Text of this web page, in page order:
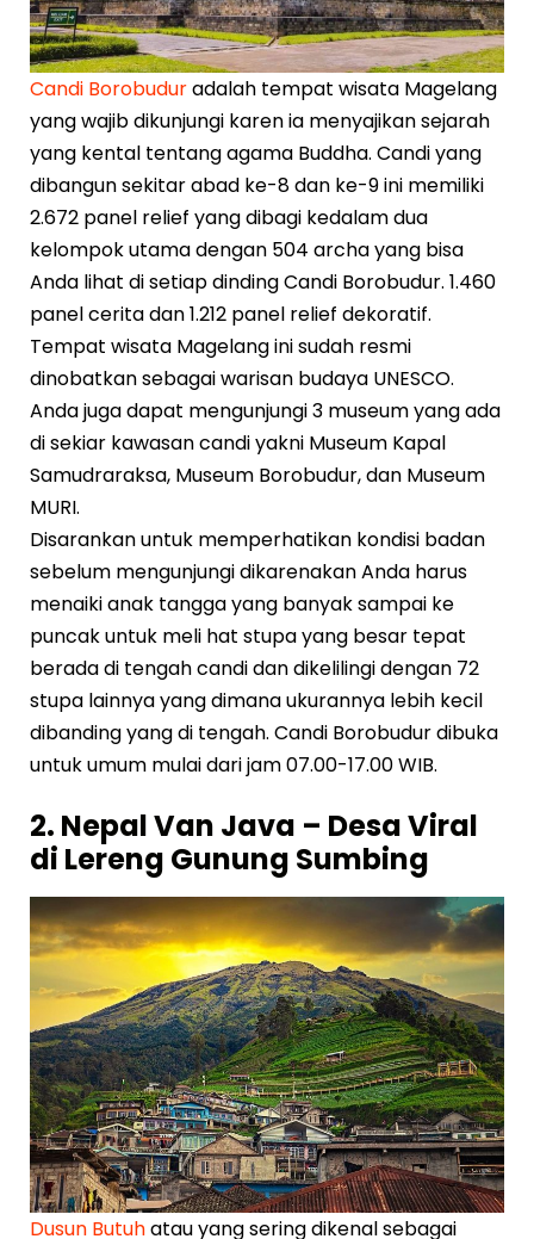
Candi Borobuduradalah tempat wisata Magelang
yang wajib dikunjungi karen ia menyajikan sejarah
yang kental tentang agama Buddha. Candi yang
dibangun sekitar abad ke-8 dan ke-9 ini memiliki
2.672 panel relief yang dibagi kedalam dua
kelompok utama dengan 504 archa yang bisa
Anda lihat di setiap dinding Candi Borobudur. 1.460
panel cerita dan 1.212 panel relief dekoratif.
Tempat wisata Magelang ini sudah resmi
dinobatkan sebagai warisan budaya UNESCO.
Anda juga dapat mengunjungi 3 museum yang ada
di sekiar kawasan candi yakni Museum Kapal
Samudraraksa, Museum Borobudur, dan Museum
MURI.
Disarankan untuk memperhatikan kondisi badan
sebelum mengunjungi dikarenakan Anda harus
menaiki anak tangga yang banyak sampai ke
puncak untuk meli hat stupa yang besar tepat
berada di tengah candi dan dikelilingi dengan 72
stupa lainnya yang dimana ukurannya lebih kecil
dibanding yang di tengah. Candi Borobudur dibuka
untuk umum mulai dari jam 07.00-17.00 WIB.
2. Nepal Van Java – Desa Viral
di Lereng Gunung Sumbing
Dusun Butuhatau yang sering dikenal sebagai